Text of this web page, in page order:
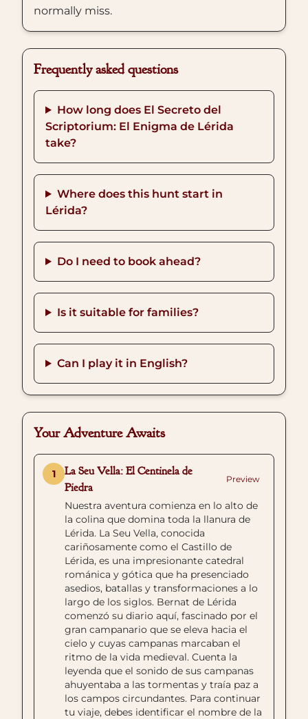
normally miss.
Frequently asked questions
How long does El Secreto del
Scriptorium: El Enigma de Lérida
take?
Where does this hunt start in
Lérida?
Do I need to book ahead?
Is it suitable for families?
Can I play it in English?
Your Adventure Awaits
1
La Seu Vella: El Centinela de
Piedra
Preview
Nuestra aventura comienza en lo alto de
la colina que domina toda la llanura de
Lérida. La Seu Vella, conocida
cariñosamente como el Castillo de
Lérida, es una impresionante catedral
románica y gótica que ha presenciado
asedios, batallas y transformaciones a lo
largo de los siglos. Bernat de Lérida
comenzó su diario aquí, fascinado por el
gran campanario que se eleva hacia el
cielo y cuyas campanas marcaban el
ritmo de la vida medieval. Cuenta la
leyenda que el sonido de sus campanas
ahuyentaba a las tormentas y traía paz a
los campos circundantes. Para continuar
tu viaje, debes identificar el nombre de la